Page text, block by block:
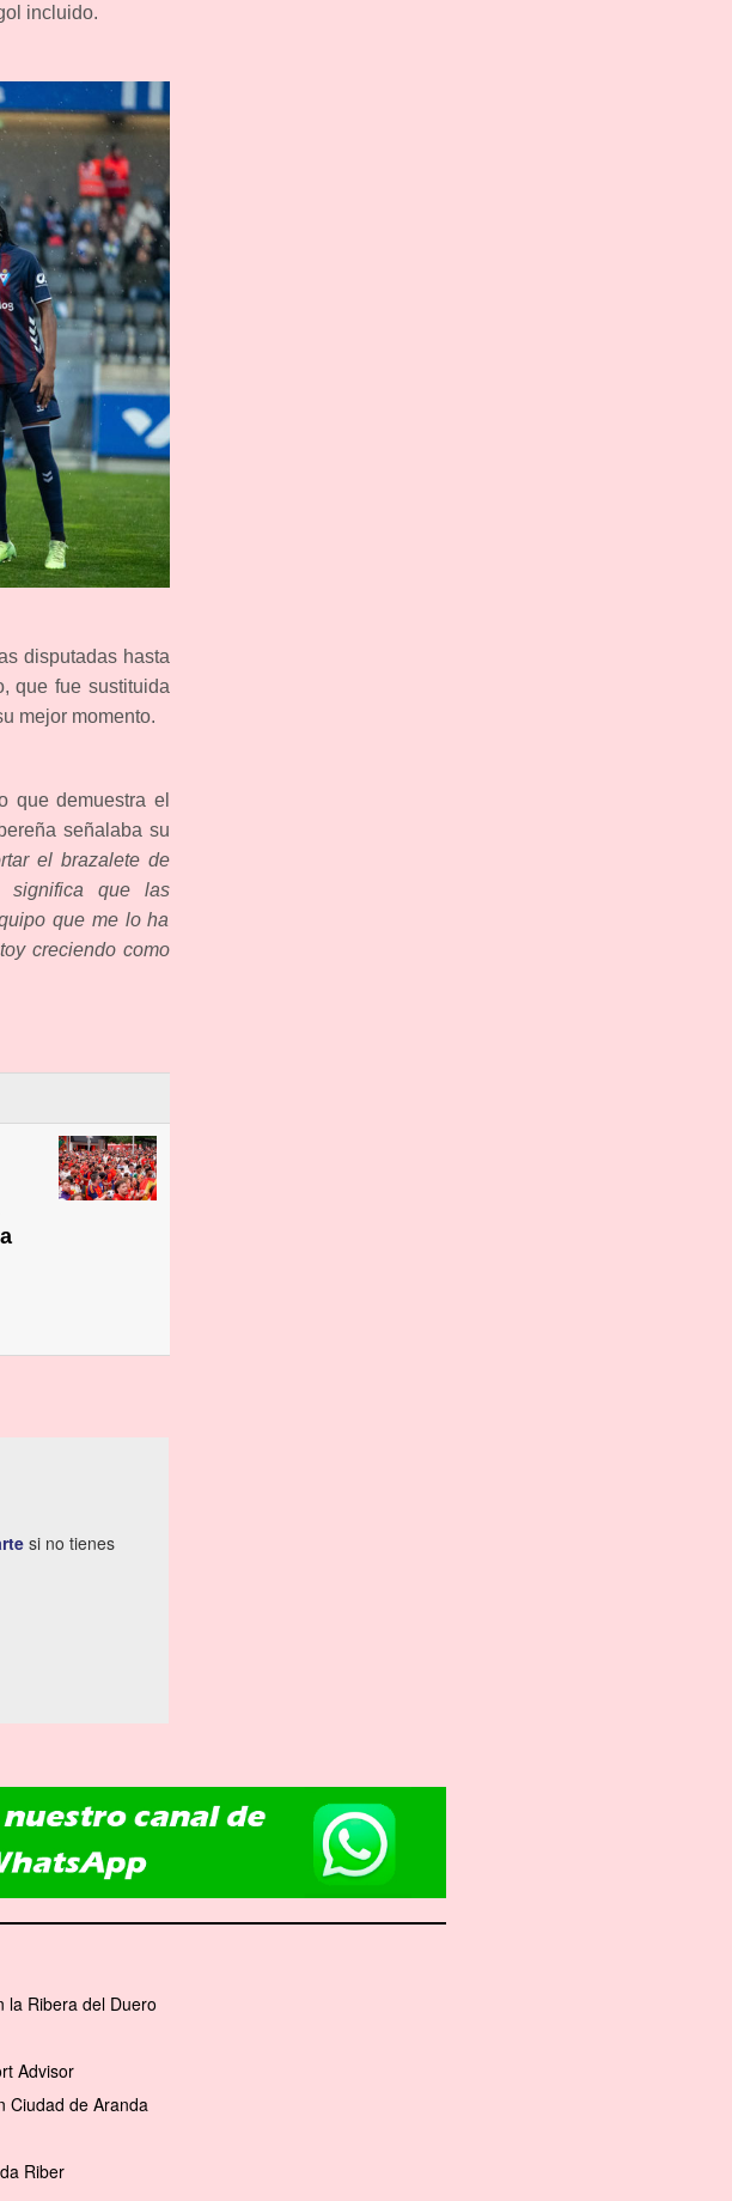
incluido.
disputadas hasta
que fue sustituida
mejor momento.
que demuestra el
señalaba su
el brazalete de
significa que las
que me lo ha
creciendo como
si no tienes
la Ribera del Duero
Advisor
Ciudad de Aranda
Riber